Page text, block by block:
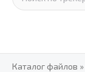
Каталог файлов »